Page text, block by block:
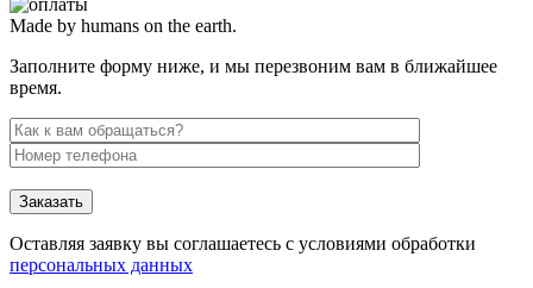
Made by humans on the earth.
Заполните форму ниже, и мы перезвоним вам в ближайшее
время.
Заказать
Оставляя заявку вы соглашаетесь с условиями обработки
персональных данных